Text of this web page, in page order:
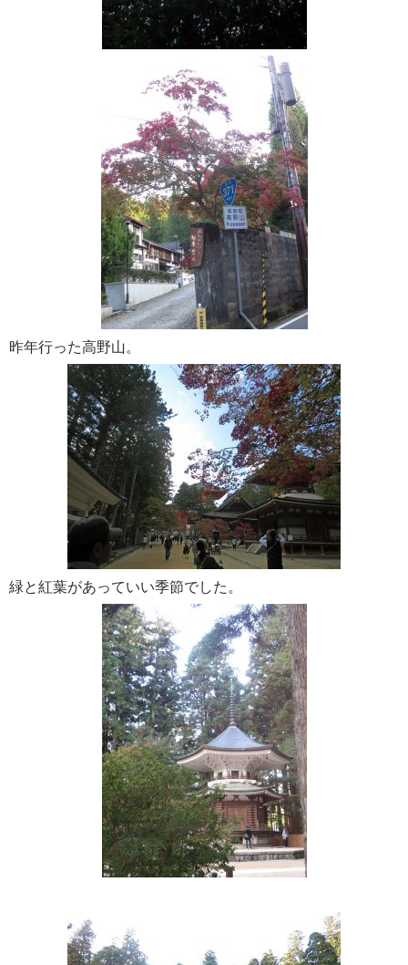
昨年行った高野山。
緑と紅葉があっていい季節でした。